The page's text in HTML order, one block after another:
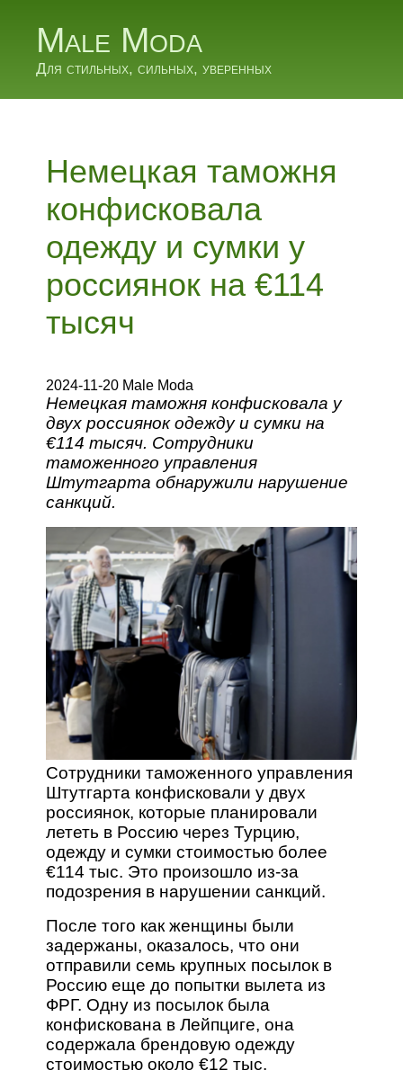
Male Moda
Для стильных, сильных, уверенных
Немецкая таможня
конфисковала
одежду и сумки у
россиянок на €114
тысяч
2024-11-20 Male Moda
Немецкая таможня конфисковала у
двух россиянок одежду и сумки на
€114 тысяч. Сотрудники
таможенного управления
Штутгарта обнаружили нарушение
санкций.
Сотрудники таможенного управления
Штутгарта конфисковали у двух
россиянок, которые планировали
лететь в Россию через Турцию,
одежду и сумки стоимостью более
€114 тыс. Это произошло из-за
подозрения в нарушении санкций.
После того как женщины были
задержаны, оказалось, что они
отправили семь крупных посылок в
Россию еще до попытки вылета из
ФРГ. Одну из посылок была
конфискована в Лейпциге, она
содержала брендовую одежду
стоимостью около €12 тыс.